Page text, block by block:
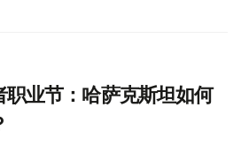
业节：哈萨克斯坦如何